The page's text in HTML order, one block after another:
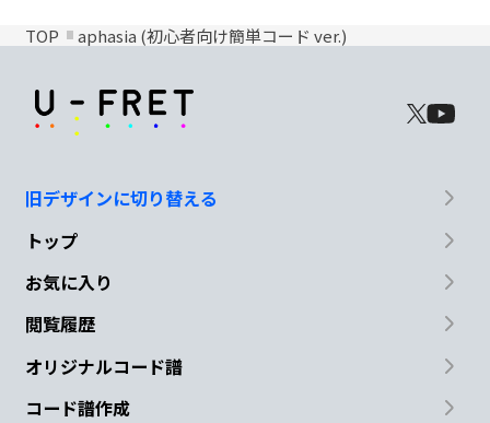
TOP aphasia (初心者向け簡単コード ver.)
旧デザインに切り替える
トップ
お気に入り
閲覧履歴
オリジナルコード譜
コード譜作成